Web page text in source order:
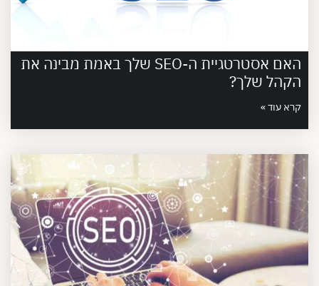
האם אסטרטגיית ה-SEO שלך באמת מבינה את
הקהל שלך?
קרא עוד »